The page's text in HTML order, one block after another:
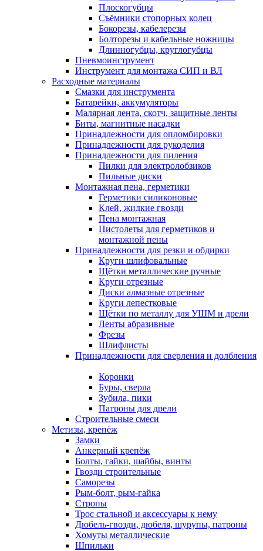
Плоскогубцы
Съёмники стопорных колец
Бокорезы, кабелерезы
Болторезы и кабельные ножницы
Длинногубцы, круглогубцы
Пневмоинструмент
Инструмент для монтажа СИП и ВЛ
Расходные материалы
Смазки для инструмента
Батарейки, аккумуляторы
Малярная лента, скотч, защитные ленты
Биты, магнитные насадки
Принадлежности для опломбировки
Принадлежности для рукоделия
Принадлежности для пиления
Пилки для электролобзиков
Пильные диски
Монтажная пена, герметики
Герметики силиконовые
Клей, жидкие гвозди
Пена монтажная
Пистолеты для герметиков и
монтажной пены
Принадлежности для резки и обдирки
Круги шлифовальные
Щётки металлические ручные
Круги отрезные
Диски алмазные отрезные
Круги лепестковые
Щётки по металлу для УШМ и дрели
Ленты абразивные
Фрезы
Шлифлисты
Принадлежности для сверления и долбления
Коронки
Буры, сверла
Зубила, пики
Патроны для дрели
Строительные смеси
Метизы, крепёж
Замки
Анкерный крепёж
Болты, гайки, шайбы, винты
Гвозди строительные
Саморезы
Рым-болт, рым-гайка
Стропы
Трос стальной и аксессуары к нему
Дюбель-гвозди, дюбеля, шурупы, патроны
Хомуты металлические
Шпильки